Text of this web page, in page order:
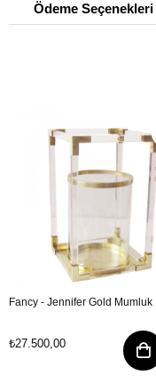
Ödeme Seçenekleri
Fancy - Jennifer Gold Mumluk
₺27.500,00